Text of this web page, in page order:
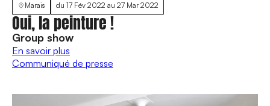
Marais du 17 Fév 2022 au 27 Mar 2022
Oui, la peinture !
Group show
En savoir plus
Communiqué de presse